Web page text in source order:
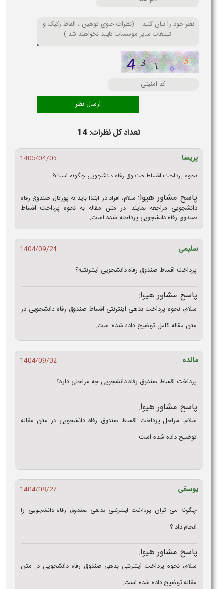
تعداد کل نظرات: 14
پریسا
1405/04/06
نحوه پرداخت اقساط صندوق رفاه دانشجویی چگونه است؟
پاسخ مشاور هیوا: سلام، افراد در ابتدا باید به پورتال صندوق رفاه
دانشجویی مراجعه نمایند. در متن مقاله به نحوه پرداخت اقساط
صندوق رفاه دانشجویی پرداخته شده است.
سلیمی
1404/09/24
پرداخت اقساط صندوق رفاه دانشجویی اینترنتیه؟
پاسخ مشاور هیوا:
سلام، نحوه پرداخت بدهی اینترنتی اقساط صندوق رفاه دانشجویی در
متن مقاله کامل توضیح داده شده است.
مائده
1404/09/02
پرداخت اقساط صندوق رفاه دانشجویی چه مراحلی داره؟
پاسخ مشاور هیوا:
سلام، مراحل پرداخت اقساط صندوق رفاه دانشجویی در متن مقاله
توضیح داده شده است
یوسفی
1404/08/27
چگونه می‌ توان پرداخت اینترنتی بدهی صندوق رفاه دانشجویی را
انجام داد ؟
پاسخ مشاور هیوا:
سلام، نحوه پرداخت اینترنتی بدهی صندوق رفاه دانشجویی در متن
مقاله توضیح داده شده است.